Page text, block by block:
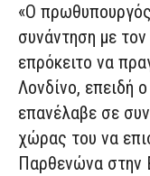
«Ο
συνάντηση με
επρόκειτο να
Λονδίνο, επειδή
επανέλαβε σε
χώρας του να
Παρθενώνα στην